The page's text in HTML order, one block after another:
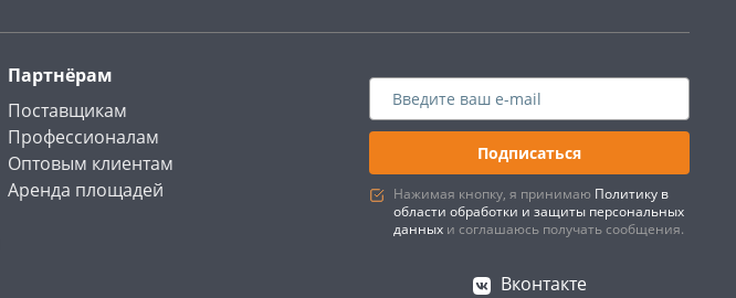
Партнёрам
Поставщикам
Профессионалам
Оптовым клиентам
Аренда площадей
Подписаться
Нажимая кнопку, я принимаю Политику в
области обработки и защиты персональных
данных и соглашаюсь получать сообщения.
Вконтакте